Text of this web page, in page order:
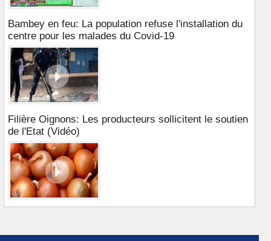
Bambey en feu: La population refuse l'installation du
centre pour les malades du Covid-19
Filière Oignons: Les producteurs sollicitent le soutien
de l'Etat (Vidéo)